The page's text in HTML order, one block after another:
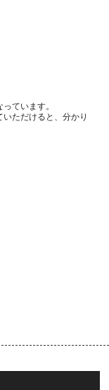
ています。
ただけると、分かり